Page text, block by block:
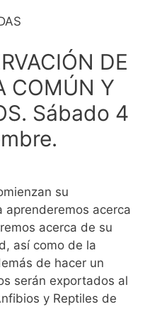
DE
COMÚN Y
Sábado 4
su
aprenderemos acerca
acerca de su
así como de la
de hacer un
serán exportados al
y Reptiles de